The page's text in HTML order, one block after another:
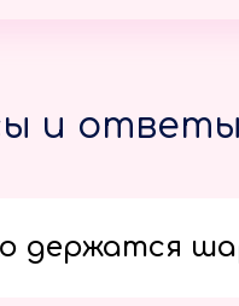
и ответы
держатся